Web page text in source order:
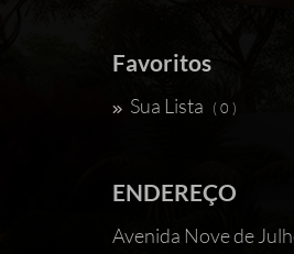
Favoritos
Sua Lista ( 0 )
ENDEREÇO
Avenida Nove de